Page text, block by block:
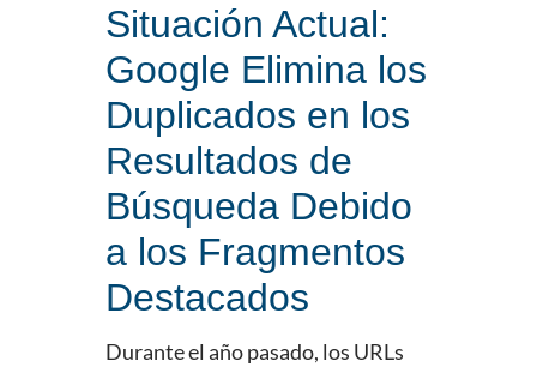
Situación Actual:
Google Elimina los
Duplicados en los
Resultados de
Búsqueda Debido
a los Fragmentos
Destacados
Durante el año pasado, los URLs